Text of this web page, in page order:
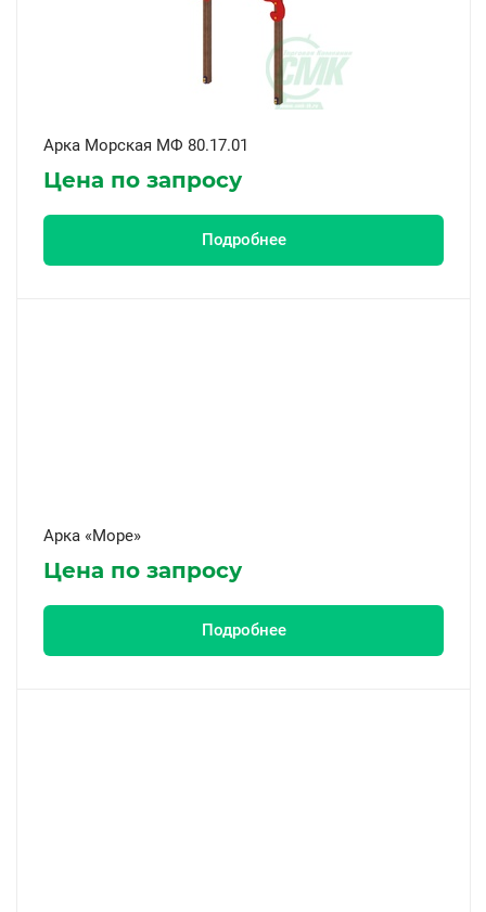
Арка Морская МФ 80.17.01
Цена по запросу
Подробнее
Арка «Море»
Цена по запросу
Подробнее